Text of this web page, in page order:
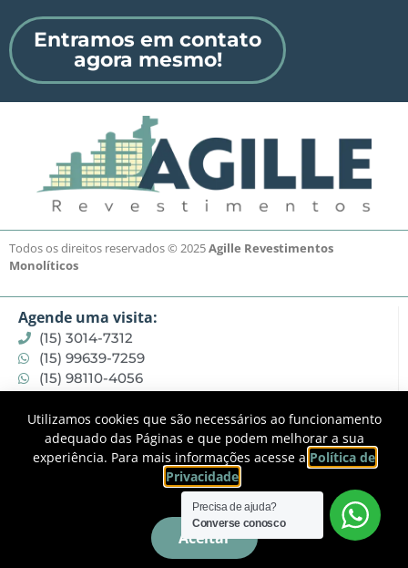
Entramos em contato
agora mesmo!
Todos os direitos reservados © 2025Agille Revestimentos
Monolíticos
Agende uma visita:
(15) 3014-7312
(15) 99639-7259
(15) 98110-4056
Onde estamos:
Rua Prof. Nicácio Pires de Miranda, 202
Jardim Celeste – Sorocaba / SP
Precisa de ajuda?
Converse conosco
Utilizamos cookies que são necessários ao funcionamento
adequado das Páginas e que podem melhorar a sua
experiência. Para mais informações acesse a Política de
Privacidade
Aceitar